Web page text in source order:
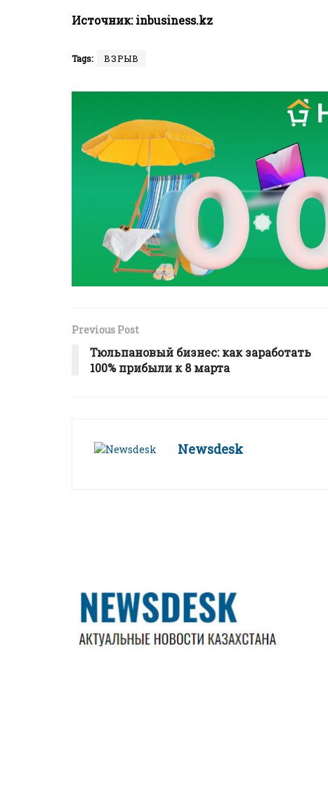
Источник:inbusiness.kz
Tags: ВЗРЫВ
Previous Post
Тюльпановый бизнес: как заработать
100% прибыли к 8 марта
Newsdesk